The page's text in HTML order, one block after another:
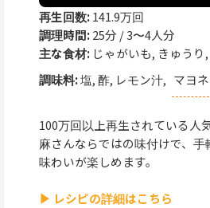
再生回数:141.9万回
調理時間:25分 / 3〜4人分
主な食材: じゃがいも, きゅうり
調味料:塩, 酢, レモン汁, マヨ
100万回以上再生されている人
麻さんならではの味付けで、
味わいが楽しめます。
▶ レシピの詳細はこちら